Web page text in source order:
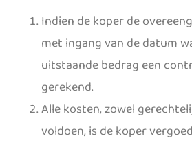
Indien de koper de
met ingang van de datum
uitstaande bedrag een
gerekend.
Alle kosten, zowel
voldoen, is de koper